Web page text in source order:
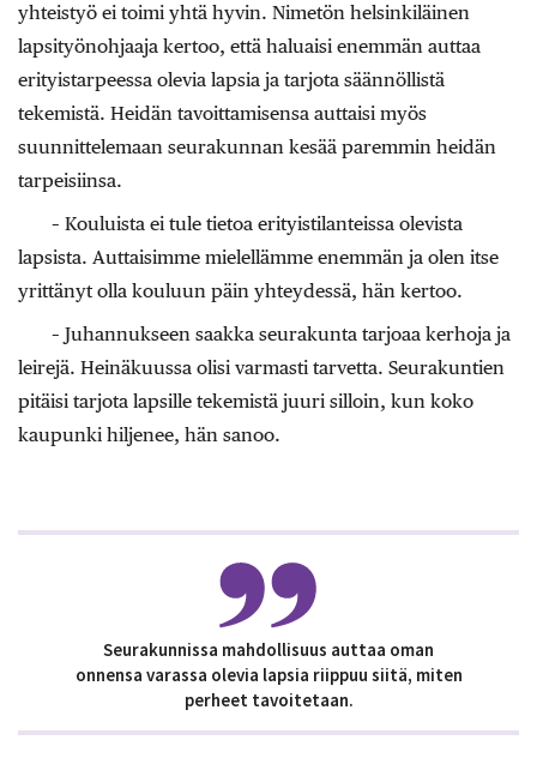
yhteistyö ei toimi yhtä hyvin. Nimetön helsinkiläinen
lapsityönohjaaja kertoo, että haluaisi enemmän auttaa
erityistarpeessa olevia lapsia ja tarjota säännöllistä
tekemistä. Heidän tavoittamisensa auttaisi myös
suunnittelemaan seurakunnan kesää paremmin heidän
tarpeisiinsa.
– Kouluista ei tule tietoa erityistilanteissa olevista
lapsista. Auttaisimme mielellämme enemmän ja olen itse
yrittänyt olla kouluun päin yhteydessä, hän kertoo.
– Juhannukseen saakka seurakunta tarjoaa kerhoja ja
leirejä. Heinäkuussa olisi varmasti tarvetta. Seurakuntien
pitäisi tarjota lapsille tekemistä juuri silloin, kun koko
kaupunki hiljenee, hän sanoo.
Seurakunnissa mahdollisuus auttaa oman
onnensa varassa olevia lapsia riippuu siitä, miten
perheet tavoitetaan.